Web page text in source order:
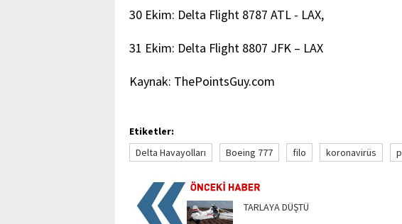
30 Ekim: Delta Flight 8787 ATL - LAX,
31 Ekim: Delta Flight 8807 JFK – LAX
Kaynak: ThePointsGuy.com
Etiketler:
Delta Havayolları
Boeing 777 filo koronavirüs
TARLAYA DÜŞTÜ